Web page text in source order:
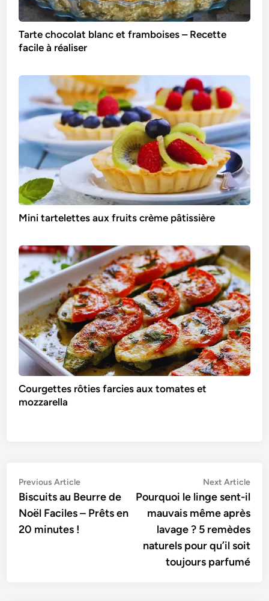
Tarte chocolat blanc et framboises – Recette
facile à réaliser
Mini tartelettes aux fruits crème pâtissière
Courgettes rôties farcies aux tomates et
mozzarella
Navigation
de
l’article
Previous ArticlePrevious
article:
Biscuits au Beurre de
Noël Faciles – Prêts en
20 minutes !
Next Article
Pourquoi le linge sent-il
mauvais même après
lavage ? 5 remèdes
naturels pour qu’il soit
toujours parfumé